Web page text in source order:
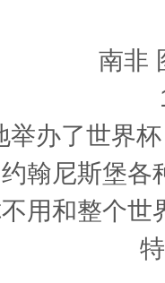
南非
举办了世界
翰尼斯堡
用和整个